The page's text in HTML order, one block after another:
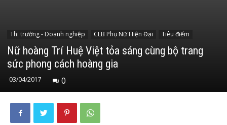
Thị trường - Doanh nghiệp CLB Phụ Nữ Hiện Đại Tiêu điểm
Nữ hoàng Trí Huệ Việt tỏa sáng cùng bộ trang
sức phong cách hoàng gia
03/04/2017 0